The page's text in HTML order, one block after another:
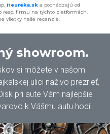
Heureka.sk a pochádzajú od
resp. firmu na týchto platformách.
všetky naše recenzie.
showroom.
si môžete v našom
ulici naživo prezrieť,
pri aute Vám najlepšie
k Vášmu autu hodí.